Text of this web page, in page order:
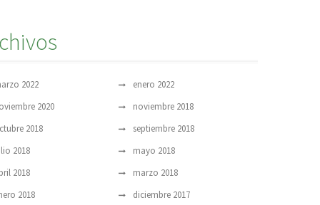
2022
enero 2022
2020
noviembre 2018
2018
septiembre 2018
2018
mayo 2018
2018
marzo 2018
2018
diciembre 2017